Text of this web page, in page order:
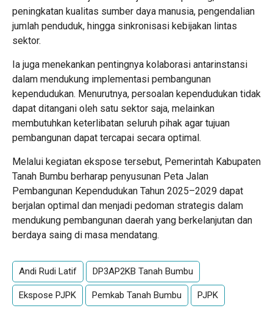
peningkatan kualitas sumber daya manusia, pengendalian
jumlah penduduk, hingga sinkronisasi kebijakan lintas
sektor.
Ia juga menekankan pentingnya kolaborasi antarinstansi
dalam mendukung implementasi pembangunan
kependudukan. Menurutnya, persoalan kependudukan tidak
dapat ditangani oleh satu sektor saja, melainkan
membutuhkan keterlibatan seluruh pihak agar tujuan
pembangunan dapat tercapai secara optimal.
Melalui kegiatan ekspose tersebut, Pemerintah Kabupaten
Tanah Bumbu berharap penyusunan Peta Jalan
Pembangunan Kependudukan Tahun 2025–2029 dapat
berjalan optimal dan menjadi pedoman strategis dalam
mendukung pembangunan daerah yang berkelanjutan dan
berdaya saing di masa mendatang.
Andi Rudi Latif DP3AP2KB Tanah Bumbu
Ekspose PJPK Pemkab Tanah Bumbu PJPK